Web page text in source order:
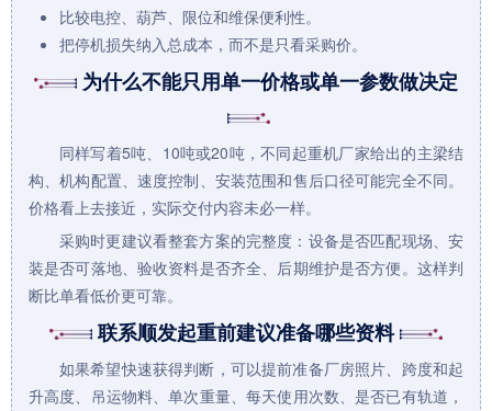
比较电控、葫芦、限位和维保便利性。
把停机损失纳入总成本，而不是只看采购价。
为什么不能只用单一价格或单一参数做决定
同样写着5吨、10吨或20吨，不同起重机厂家给出的主梁结
构、机构配置、速度控制、安装范围和售后口径可能完全不同。
价格看上去接近，实际交付内容未必一样。
采购时更建议看整套方案的完整度：设备是否匹配现场、安
装是否可落地、验收资料是否齐全、后期维护是否方便。这样判
断比单看低价更可靠。
联系顺发起重前建议准备哪些资料
如果希望快速获得判断，可以提前准备厂房照片、跨度和起
升高度、吊运物料、单次重量、每天使用次数、是否已有轨道，